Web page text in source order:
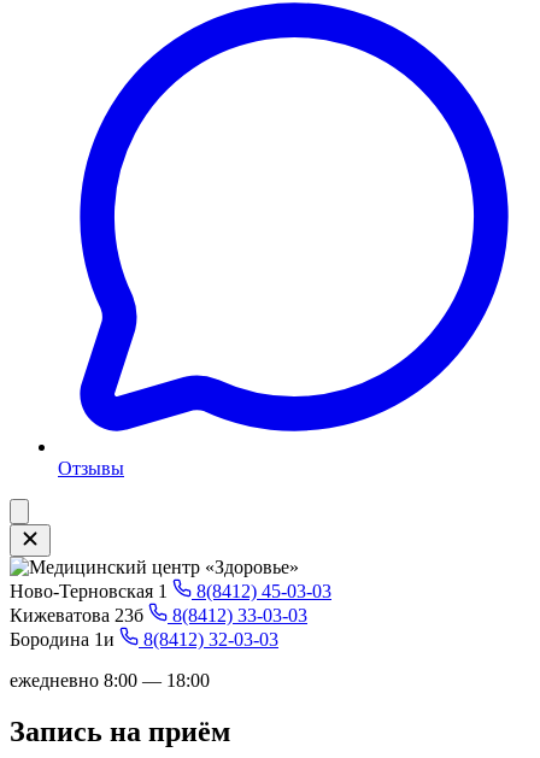
Отзывы
Ново-Терновская 1
8(8412) 45-03-03
Кижеватова 23б
8(8412) 33-03-03
Бородина 1и
8(8412) 32-03-03
ежедневно 8:00 — 18:00
Запись на приём